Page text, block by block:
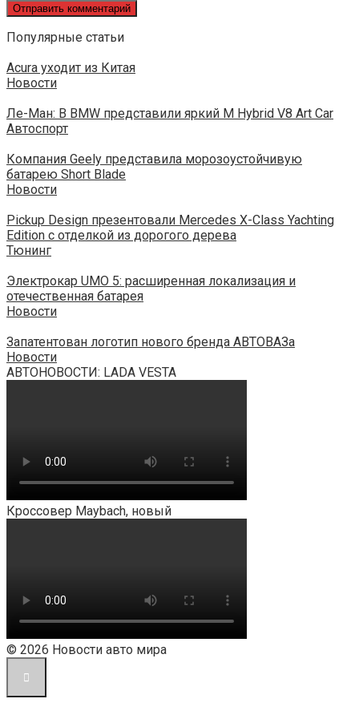
Популярные статьи
Acura уходит из Китая
Новости
Ле-Ман: В BMW представили яркий M Hybrid V8 Art Car
Автоспорт
Компания Geely представила морозоустойчивую
батарею Short Blade
Новости
Pickup Design презентовали Mercedes X-Class Yachting
Edition с отделкой из дорогого дерева
Тюнинг
Электрокар UMO 5: расширенная локализация и
отечественная батарея
Новости
Запатентован логотип нового бренда АВТОВАЗа
Новости
АВТОНОВОСТИ: LADA VESTA
Кроссовер Maybach, новый
© 2026 Новости авто мира